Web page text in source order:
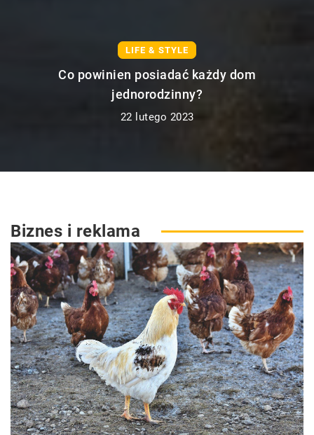
TECHNIKA
Zawieszenie pneumatyczne – charakterystyka i
zastosowanie tego rozwiązania
17 lutego 2023
Biznes i reklama